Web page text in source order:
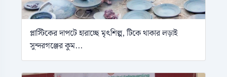
প্লাস্টিকের দাপটে হারাচ্ছে মৃৎশিল্প, টিকে থাকার লড়াই
সুন্দরগঞ্জের কুম...